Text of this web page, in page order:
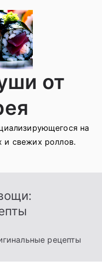
от
на
и свежих роллов.
рецепты